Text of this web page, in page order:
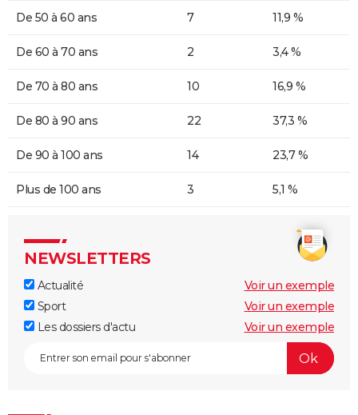
De 50 à 60 ans 7 11,9 %
De 60 à 70 ans 2 3,4 %
De 70 à 80 ans 10 16,9 %
De 80 à 90 ans 22 37,3 %
De 90 à 100 ans 14 23,7 %
Plus de 100 ans 3 5,1 %
NEWSLETTERS
Actualité
Voir un exemple
Sport
Voir un exemple
Les dossiers d'actu
Voir un exemple